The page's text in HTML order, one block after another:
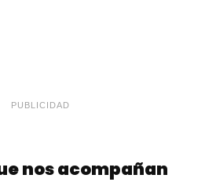
PUBLICIDAD
nos acompañan